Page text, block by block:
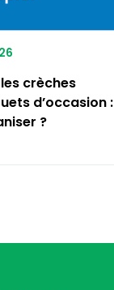
crèches
d’occasion :
?